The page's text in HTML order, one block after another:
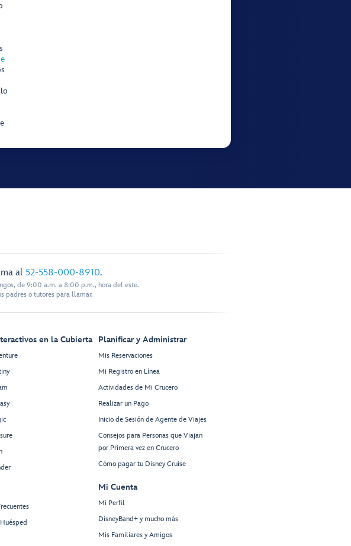
al 52-558-000-8910.
de 9:00 a.m. a 8:00 p.m., hora del este.
padres o tutores para llamar.
en la Cubierta Planificar y Administrar
Mis Reservaciones
Mi Registro en Línea
Actividades de Mi Crucero
Realizar un Pago
Inicio de Sesión de Agente de Viajes
Consejos para Personas que Viajan
por Primera vez en Crucero
Cómo pagar tu Disney Cruise
Mi Cuenta
Mi Perfil
DisneyBand+ y mucho más
Mis Familiares y Amigos